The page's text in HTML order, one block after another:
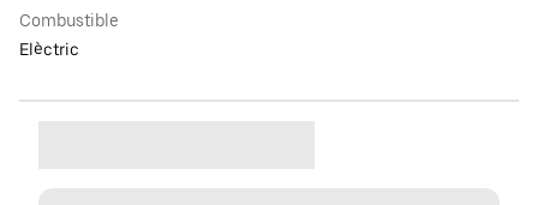
Combustible
Elèctric